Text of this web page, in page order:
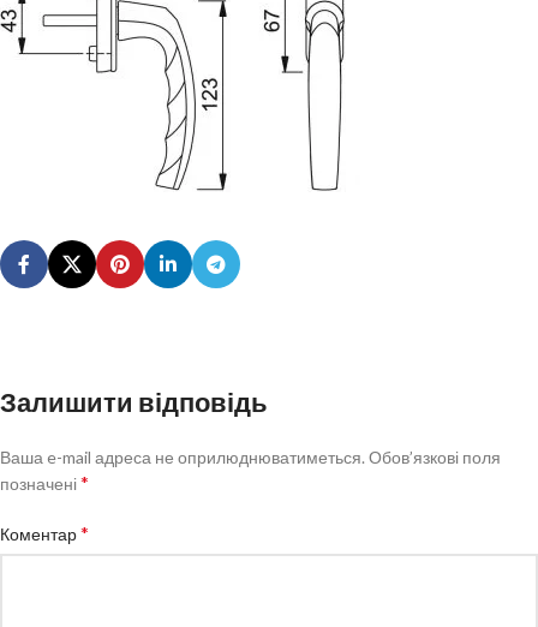
Залишити відповідь
Ваша e-mail адреса не оприлюднюватиметься. Обов’язкові поля
позначені*
Коментар*